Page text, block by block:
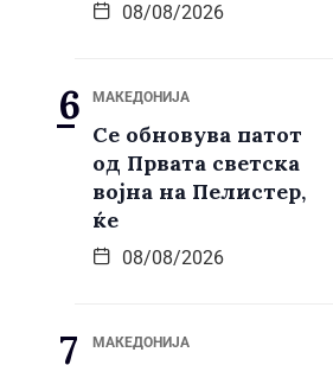
08/08/2026
МАКЕДОНИЈА
Се обновува патот
од Првата светска
војна на Пелистер,
ќе
08/08/2026
МАКЕДОНИЈА